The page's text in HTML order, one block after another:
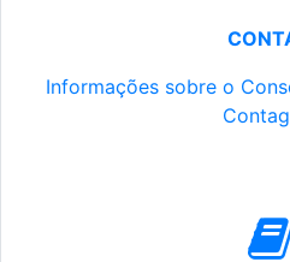
Informações sobre o